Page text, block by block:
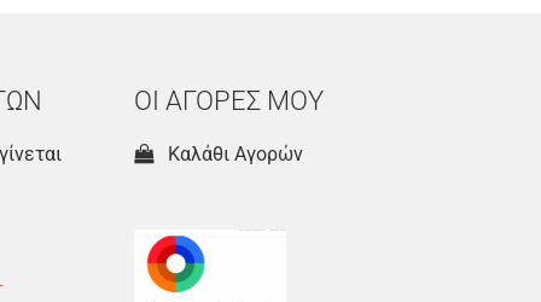
ΟΙ ΑΓΟΡΕΣ ΜΟΥ
Καλάθι Αγορών